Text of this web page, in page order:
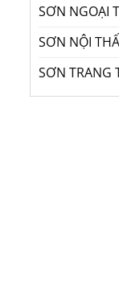
SƠN NGOẠI
SƠN NỘI
SƠN TRANG